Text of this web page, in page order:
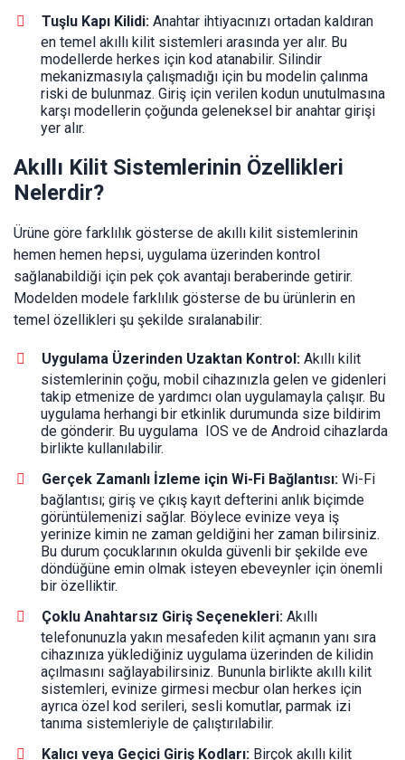
Tuşlu Kapı Kilidi: Anahtar ihtiyacınızı ortadan kaldıran
en temel akıllı kilit sistemleri arasında yer alır. Bu
modellerde herkes için kod atanabilir. Silindir
mekanizmasıyla çalışmadığı için bu modelin çalınma
riski de bulunmaz. Giriş için verilen kodun unutulmasına
karşı modellerin çoğunda geleneksel bir anahtar girişi
yer alır.
Akıllı Kilit Sistemlerinin Özellikleri
Nelerdir?
Ürüne göre farklılık gösterse de akıllı kilit sistemlerinin
hemen hemen hepsi, uygulama üzerinden kontrol
sağlanabildiği için pek çok avantajı beraberinde getirir.
Modelden modele farklılık gösterse de bu ürünlerin en
temel özellikleri şu şekilde sıralanabilir:
Uygulama Üzerinden Uzaktan Kontrol: Akıllı kilit
sistemlerinin çoğu, mobil cihazınızla gelen ve gidenleri
takip etmenize de yardımcı olan uygulamayla çalışır. Bu
uygulama herhangi bir etkinlik durumunda size bildirim
de gönderir. Bu uygulama IOS ve de Android cihazlarda
birlikte kullanılabilir.
Gerçek Zamanlı İzleme için Wi-Fi Bağlantısı: Wi-Fi
bağlantısı; giriş ve çıkış kayıt defterini anlık biçimde
görüntülemenizi sağlar. Böylece evinize veya iş
yerinize kimin ne zaman geldiğini her zaman bilirsiniz.
Bu durum çocuklarının okulda güvenli bir şekilde eve
döndüğüne emin olmak isteyen ebeveynler için önemli
bir özelliktir.
Çoklu Anahtarsız Giriş Seçenekleri: Akıllı
telefonunuzla yakın mesafeden kilit açmanın yanı sıra
cihazınıza yüklediğiniz uygulama üzerinden de kilidin
açılmasını sağlayabilirsiniz. Bununla birlikte akıllı kilit
sistemleri, evinize girmesi mecbur olan herkes için
ayrıca özel kod serileri, sesli komutlar, parmak izi
tanıma sistemleriyle de çalıştırılabilir.
Kalıcı veya Geçici Giriş Kodları: Birçok akıllı kilit